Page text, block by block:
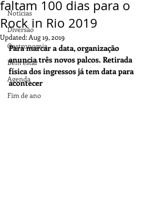
Notícias
Diversão
Gastronomia
Bem estar
Agenda
Fim de ano
faltam 100 dias para o
Rock in Rio 2019
Updated:Aug 19, 2019
Para marcar a data, organização
anuncia três novos palcos. Retirada
física dos ingressos já tem data para
acontecer